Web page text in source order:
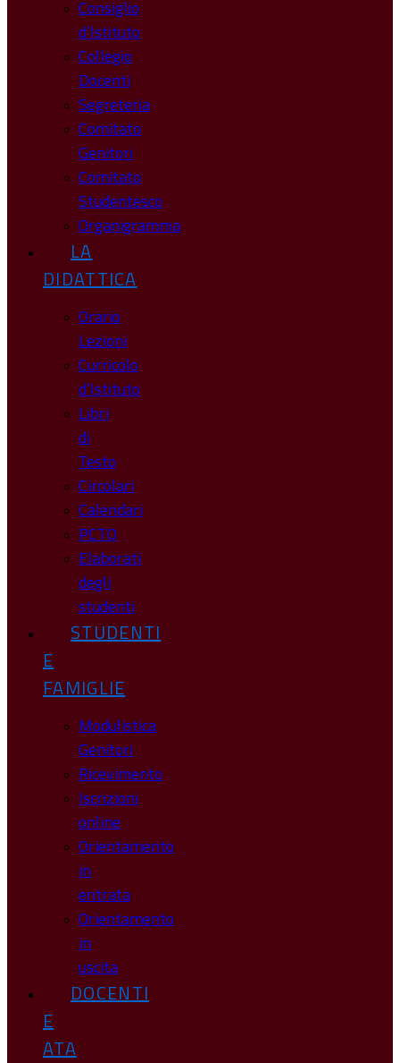
Consiglio
d’Istituto
Collegio
Docenti
Segreteria
Comitato
Genitori
Comitato
Studentesco
Organigramma
LA
DIDATTICA
Orario
Lezioni
Curricolo
d’Istituto
Libri
di
Testo
Circolari
Calendari
PCTO
Elaborati
degli
studenti
STUDENTI
E
FAMIGLIE
Modulistica
Genitori
Ricevimento
Iscrizioni
online
Orientamento
in
entrata
Orientamento
in
uscita
DOCENTI
E
ATA